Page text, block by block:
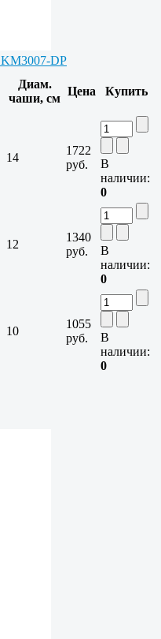
DP
Диам.
чаши, см
Цена Купить
14
1722
руб.
В
наличии:
0
12
1340
руб.
В
наличии:
0
10
1055
руб.
В
наличии:
0